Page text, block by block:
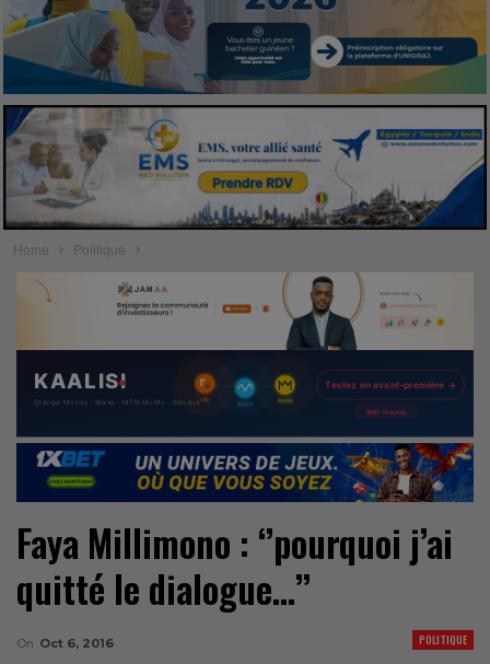
Home Politique
Faya Millimono : ‘’pourquoi j’ai
quitté le dialogue…’’
POLITIQUE
On Oct 6, 2016